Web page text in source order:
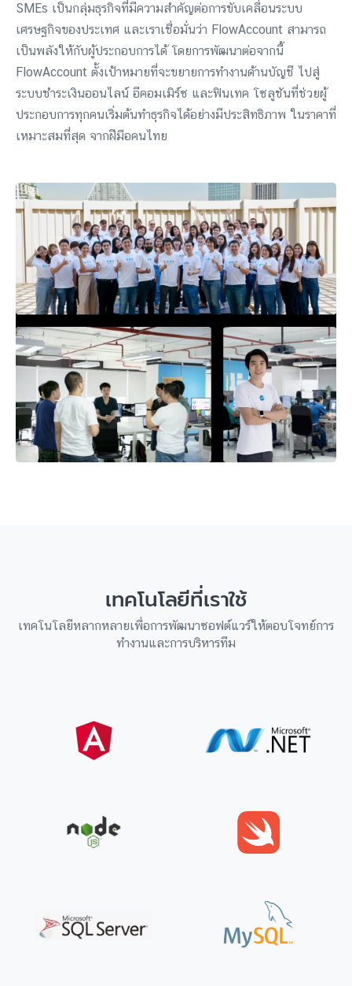
SMEs เป็นกลุ่มธุรกิจที่มีความสำคัญต่อการขับเคลื่อนระบบ
เศรษฐกิจของประเทศ และเราเชื่อมั่นว่า FlowAccount สามารถ
เป็นพลังให้กับผู้ประกอบการได้ โดยการพัฒนาต่อจากนี้
FlowAccount ตั้งเป้าหมายที่จะขยายการทำงานด้านบัญชี ไปสู่
ระบบชำระเงินออนไลน์ อีคอมเมิร์ซ และฟินเทค โซลูชันที่ช่วยผู้
ประกอบการทุกคนเริ่มต้นทำธุรกิจได้อย่างมีประสิทธิภาพ ในราคาที่
เหมาะสมที่สุด จากฝีมือคนไทย
เทคโนโลยีที่เราใช้
เทคโนโลยีหลากหลายเพื่อการพัฒนาซอฟต์แวร์ให้ตอบโจทย์การ
ทำงานและการบริหารทีม